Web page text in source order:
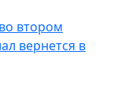
втором
вернется в